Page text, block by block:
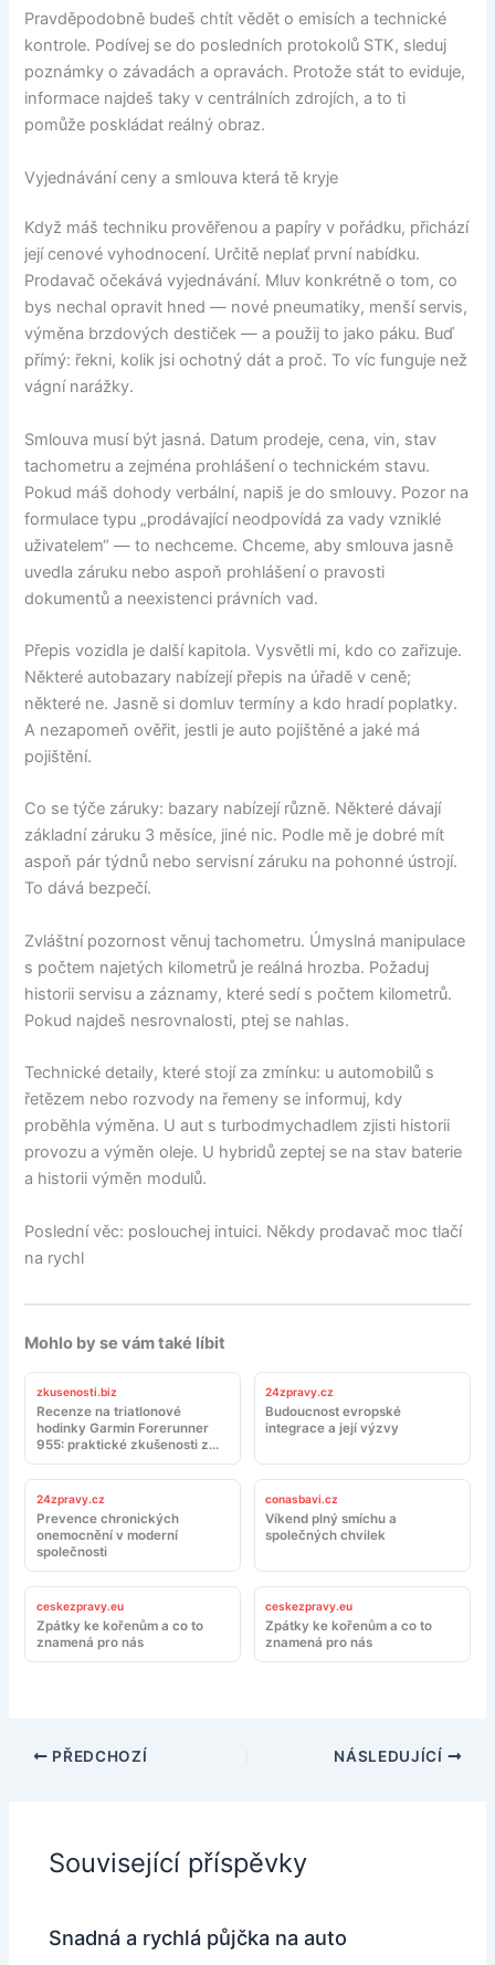
Pravděpodobně budeš chtít vědět o emisích a technické
kontrole. Podívej se do posledních protokolů STK, sleduj
poznámky o závadách a opravách. Protože stát to eviduje,
informace najdeš taky v centrálních zdrojích, a to ti
pomůže poskládat reálný obraz.
Vyjednávání ceny a smlouva která tě kryje
Když máš techniku prověřenou a papíry v pořádku, přichází
její cenové vyhodnocení. Určitě neplať první nabídku.
Prodavač očekává vyjednávání. Mluv konkrétně o tom, co
bys nechal opravit hned — nové pneumatiky, menší servis,
výměna brzdových destiček — a použij to jako páku. Buď
přímý: řekni, kolik jsi ochotný dát a proč. To víc funguje než
vágní narážky.
Smlouva musí být jasná. Datum prodeje, cena, vin, stav
tachometru a zejména prohlášení o technickém stavu.
Pokud máš dohody verbální, napiš je do smlouvy. Pozor na
formulace typu „prodávající neodpovídá za vady vzniklé
uživatelem“ — to nechceme. Chceme, aby smlouva jasně
uvedla záruku nebo aspoň prohlášení o pravosti
dokumentů a neexistenci právních vad.
Přepis vozidla je další kapitola. Vysvětli mi, kdo co zařizuje.
Některé autobazary nabízejí přepis na úřadě v ceně;
některé ne. Jasně si domluv termíny a kdo hradí poplatky.
A nezapomeň ověřit, jestli je auto pojištěné a jaké má
pojištění.
Co se týče záruky: bazary nabízejí různě. Některé dávají
základní záruku 3 měsíce, jiné nic. Podle mě je dobré mít
aspoň pár týdnů nebo servisní záruku na pohonné ústrojí.
To dává bezpečí.
Zvláštní pozornost věnuj tachometru. Úmyslná manipulace
s počtem najetých kilometrů je reálná hrozba. Požaduj
historii servisu a záznamy, které sedí s počtem kilometrů.
Pokud najdeš nesrovnalosti, ptej se nahlas.
Technické detaily, které stojí za zmínku: u automobilů s
řetězem nebo rozvody na řemeny se informuj, kdy
proběhla výměna. U aut s turbodmychadlem zjisti historii
provozu a výměn oleje. U hybridů zeptej se na stav baterie
a historii výměn modulů.
Poslední věc: poslouchej intuici. Někdy prodavač moc tlačí
na rychl
Mohlo by se vám také líbit
zkusenosti.biz
Recenze na triatlonové
hodinky Garmin Forerunner
955: praktické zkušenosti z
tréninku a závodů
24zpravy.cz
Budoucnost evropské
integrace a její výzvy
24zpravy.cz
Prevence chronických
onemocnění v moderní
společnosti
conasbavi.cz
Víkend plný smíchu a
společných chvilek
ceskezpravy.eu
Zpátky ke kořenům a co to
znamená pro nás
ceskezpravy.eu
Zpátky ke kořenům a co to
znamená pro nás
PŘEDCHOZÍ NÁSLEDUJÍCÍ
Související příspěvky
Snadná a rychlá půjčka na auto